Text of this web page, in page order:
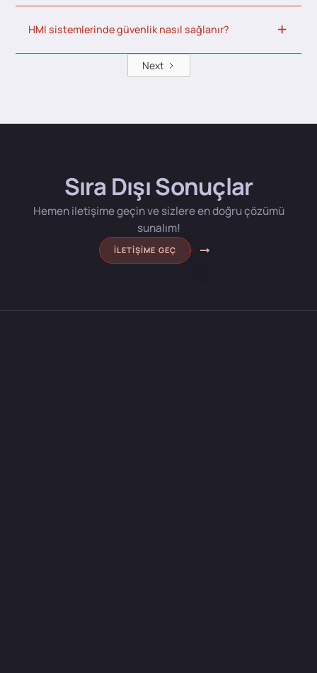
HMI sistemlerinde güvenlik nasıl sağlanır?
Next
Sıra Dışı Sonuçlar
Hemen iletişime geçin ve sizlere en doğru çözümü
sunalım!
İLETIŞIME GEÇ